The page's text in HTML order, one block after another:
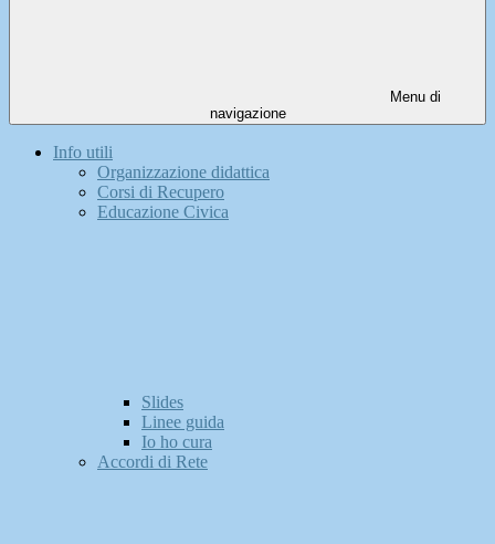
Menu di
navigazione
Info utili
Organizzazione didattica
Corsi di Recupero
Educazione Civica
Slides
Linee guida
Io ho cura
Accordi di Rete